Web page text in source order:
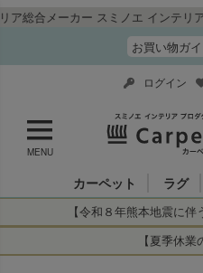
リア プロダクツ 公式ショッピン
お買い物ガ
MENU
ログイン
カーペット ラグ
【令和８年熊本地震に伴
令和8年熊本地震により、お
【夏季休業